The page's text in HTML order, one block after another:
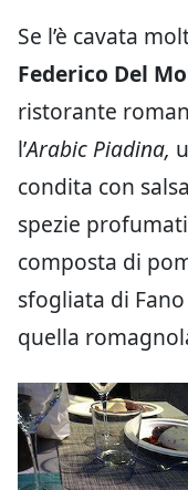
Se l’è cavata
Federico Del
ristorante
l’Arabic Piadina,
condita con
spezie
composta di
sfogliata di
quella